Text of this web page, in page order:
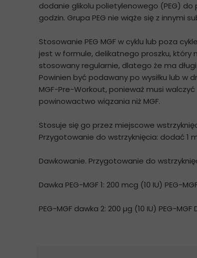
dodanie glikolu polietylenowego (PEG) do
godzin. Grupa PEG nie wiąże się z innymi
Stosowanie PEG MGF w cyklu lub poza
jest w formule, delikatnego proszku, który
stosowany regularnie, dlatego że ma
Powinien być podawany po wysiłku lub w
MGF-Pre-Workout, ponieważ musi
powinowactwo wiązania niż MGF.
Stosuje się go przez miejscowe
Przygotowanie do wstrzyknięcia: dodać 1
Dawkowanie. Przygotowanie do
Dawka PEG-MGF 1: 200 mcg (10 IU)
PEG-MGF dawka 2: 200 µg (10 IU) PEG-